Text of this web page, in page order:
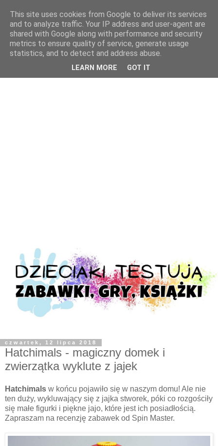
czwartek, 12 lipca 2018
Hatchimals - magiczny domek i
zwierzątka wyklute z jajek
Hatchimals w końcu pojawiło się w naszym domu! Ale nie
ten duży, wykluwający się z jajka stworek, póki co rozgościły
się małe figurki i piękne jajo, które jest ich posiadłością.
Zapraszam na recenzję zabawek od Spin Master.
This site uses cookies from Google to deliver its services
and to analyze traffic. Your IP address and user-agent are
shared with Google along with performance and security
metrics to ensure quality of service, generate usage
statistics, and to detect and address abuse.
LEARN MORE GOT IT